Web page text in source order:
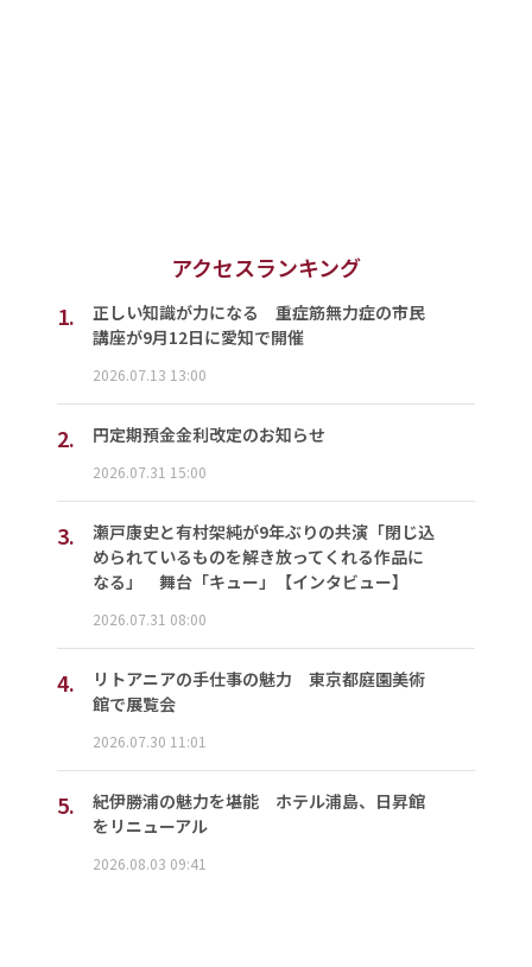
アクセスランキング
1.
正しい知識が力になる 重症筋無力症の市民
講座が9月12日に愛知で開催
2026.07.13 13:00
2. 円定期預金金利改定のお知らせ
2026.07.31 15:00
3.
瀬戸康史と有村架純が9年ぶりの共演「閉じ込
められているものを解き放ってくれる作品に
なる」 舞台「キュー」【インタビュー】
2026.07.31 08:00
4.
リトアニアの手仕事の魅力 東京都庭園美術
館で展覧会
2026.07.30 11:01
5.
紀伊勝浦の魅力を堪能 ホテル浦島、日昇館
をリニューアル
2026.08.03 09:41